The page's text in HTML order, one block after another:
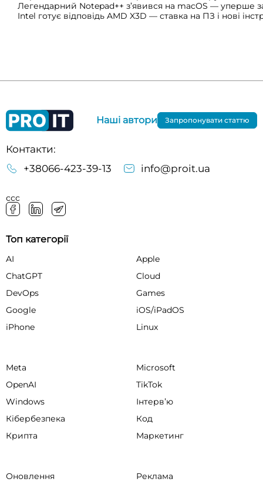
Легендарний Notepad++ з’явився на macOS — уперше
Intel готує відповідь AMD X3D — ставка на ПЗ і нові
Контакти:
+38066-423-39-13
info@proit.ua
ссс
Наші автори Запропонувати статтю
Топ категорії
AI
Apple
ChatGPT
Cloud
DevOps
Games
Google
iOS/iPadOS
iPhone
Linux
Meta
Microsoft
OpenAI
TikTok
Windows
Інтервʼю
Кібербезпека
Код
Крипта
Маркетинг
Оновлення
Реклама